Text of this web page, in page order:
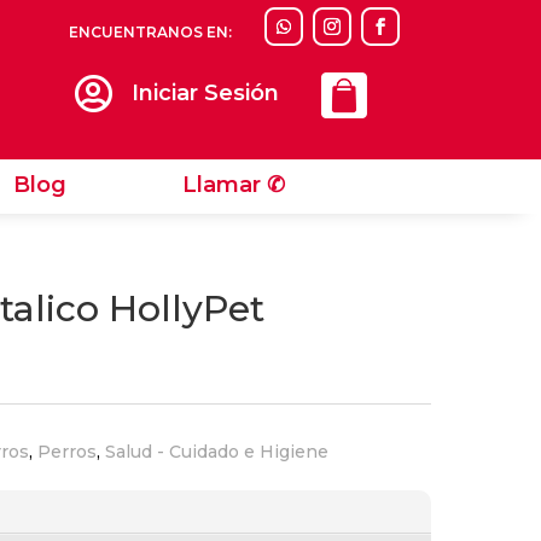
ENCUENTRANOS EN:
 Iniciar Sesión
Blog Llamar ✆
Llamar ✆
HollyPet
, Perros, Salud - Cuidado e Higiene